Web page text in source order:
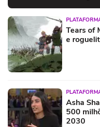
Tears of
e
Asha
500
2030